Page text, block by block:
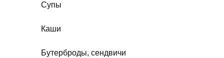
Супы
Каши
Бутерброды, сендвичи